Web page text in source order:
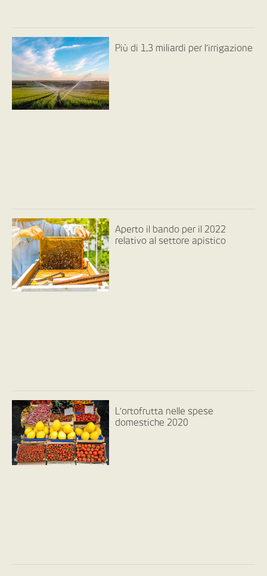
Più di 1,3 miliardi per l’irrigazione
Aperto il bando per il 2022
relativo al settore apistico
L’ortofrutta nelle spese
domestiche 2020